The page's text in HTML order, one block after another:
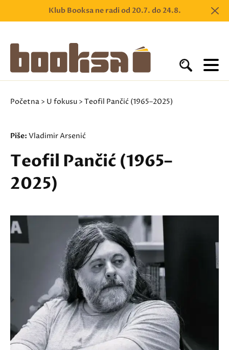
Klub Booksa ne radi od 20.7. do 24.8.
Početna > U fokusu > Teofil Pančić (1965–2025)
Piše: Vladimir Arsenić
Teofil Pančić (1965–
2025)